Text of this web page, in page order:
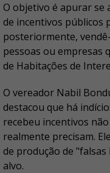
O objetivo é apurar se
de incentivos públicos
posteriormente,
pessoas ou empresas
de Habitações de
O vereador Nabil
destacou que há
recebeu incentivos
realmente precisam.
de produção de "falsas
alvo.